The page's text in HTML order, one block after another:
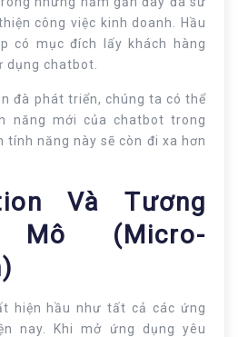
công việc kinh doanh. Hầu
có mục đích lấy khách hàng
dụng chatbot.
đà phát triển, chúng ta có thể
năng mới của chatbot trong
tính năng này sẽ còn đi xa hơn
Và Tương
(Micro-
hiện hầu như tất cả các ứng
nay. Khi mở ứng dụng yêu